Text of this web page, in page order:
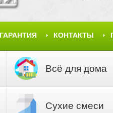
ГАРАНТИЯ КОНТАКТЫ
Всё для дома
Сухие смеси